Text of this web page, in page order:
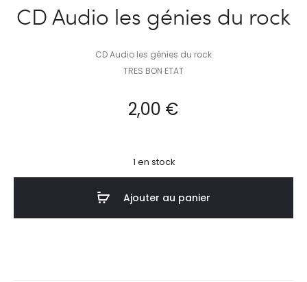
CD Audio les génies du rock
CD Audio les génies du rock
TRES BON ETAT
2,00 €
1 en stock
Ajouter au panier